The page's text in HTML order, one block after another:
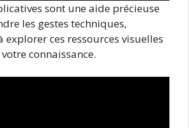
sont une aide précieuse
les gestes techniques,
explorer ces ressources visuelles
connaissance.